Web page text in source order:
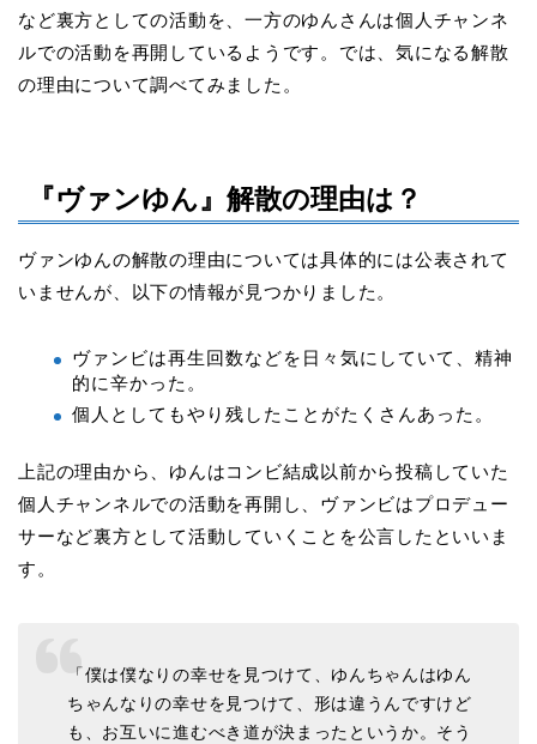
など裏方としての活動を、一方のゆんさんは個人チャンネ
ルでの活動を再開しているようです。では、気になる解散
の理由について調べてみました。
『ヴァンゆん』解散の理由は？
ヴァンゆんの解散の理由については具体的には公表されて
いませんが、以下の情報が見つかりました。
ヴァンビは再生回数などを日々気にしていて、精神
的に辛かった。
個人としてもやり残したことがたくさんあった。
上記の理由から、ゆんはコンビ結成以前から投稿していた
個人チャンネルでの活動を再開し、ヴァンビはプロデュー
サーなど裏方として活動していくことを公言したといいま
す。
「僕は僕なりの幸せを見つけて、ゆんちゃんはゆん
ちゃんなりの幸せを見つけて、形は違うんですけど
も、お互いに進むべき道が決まったというか。そう